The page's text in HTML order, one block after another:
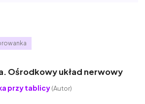
Ośrodkowy układ nerwowy
przy tablicy(Autor)